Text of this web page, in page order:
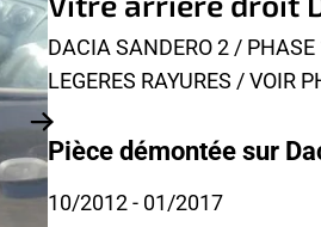
DACIA SANDERO 2 /
LEGERES RAYURES / VOIR
Pièce démontée sur
10/2012- 01/2017